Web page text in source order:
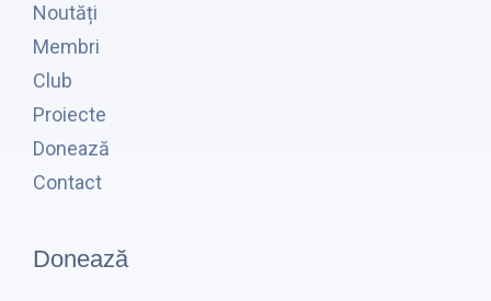
Noutăți
Membri
Club
Proiecte
Donează
Contact
Donează